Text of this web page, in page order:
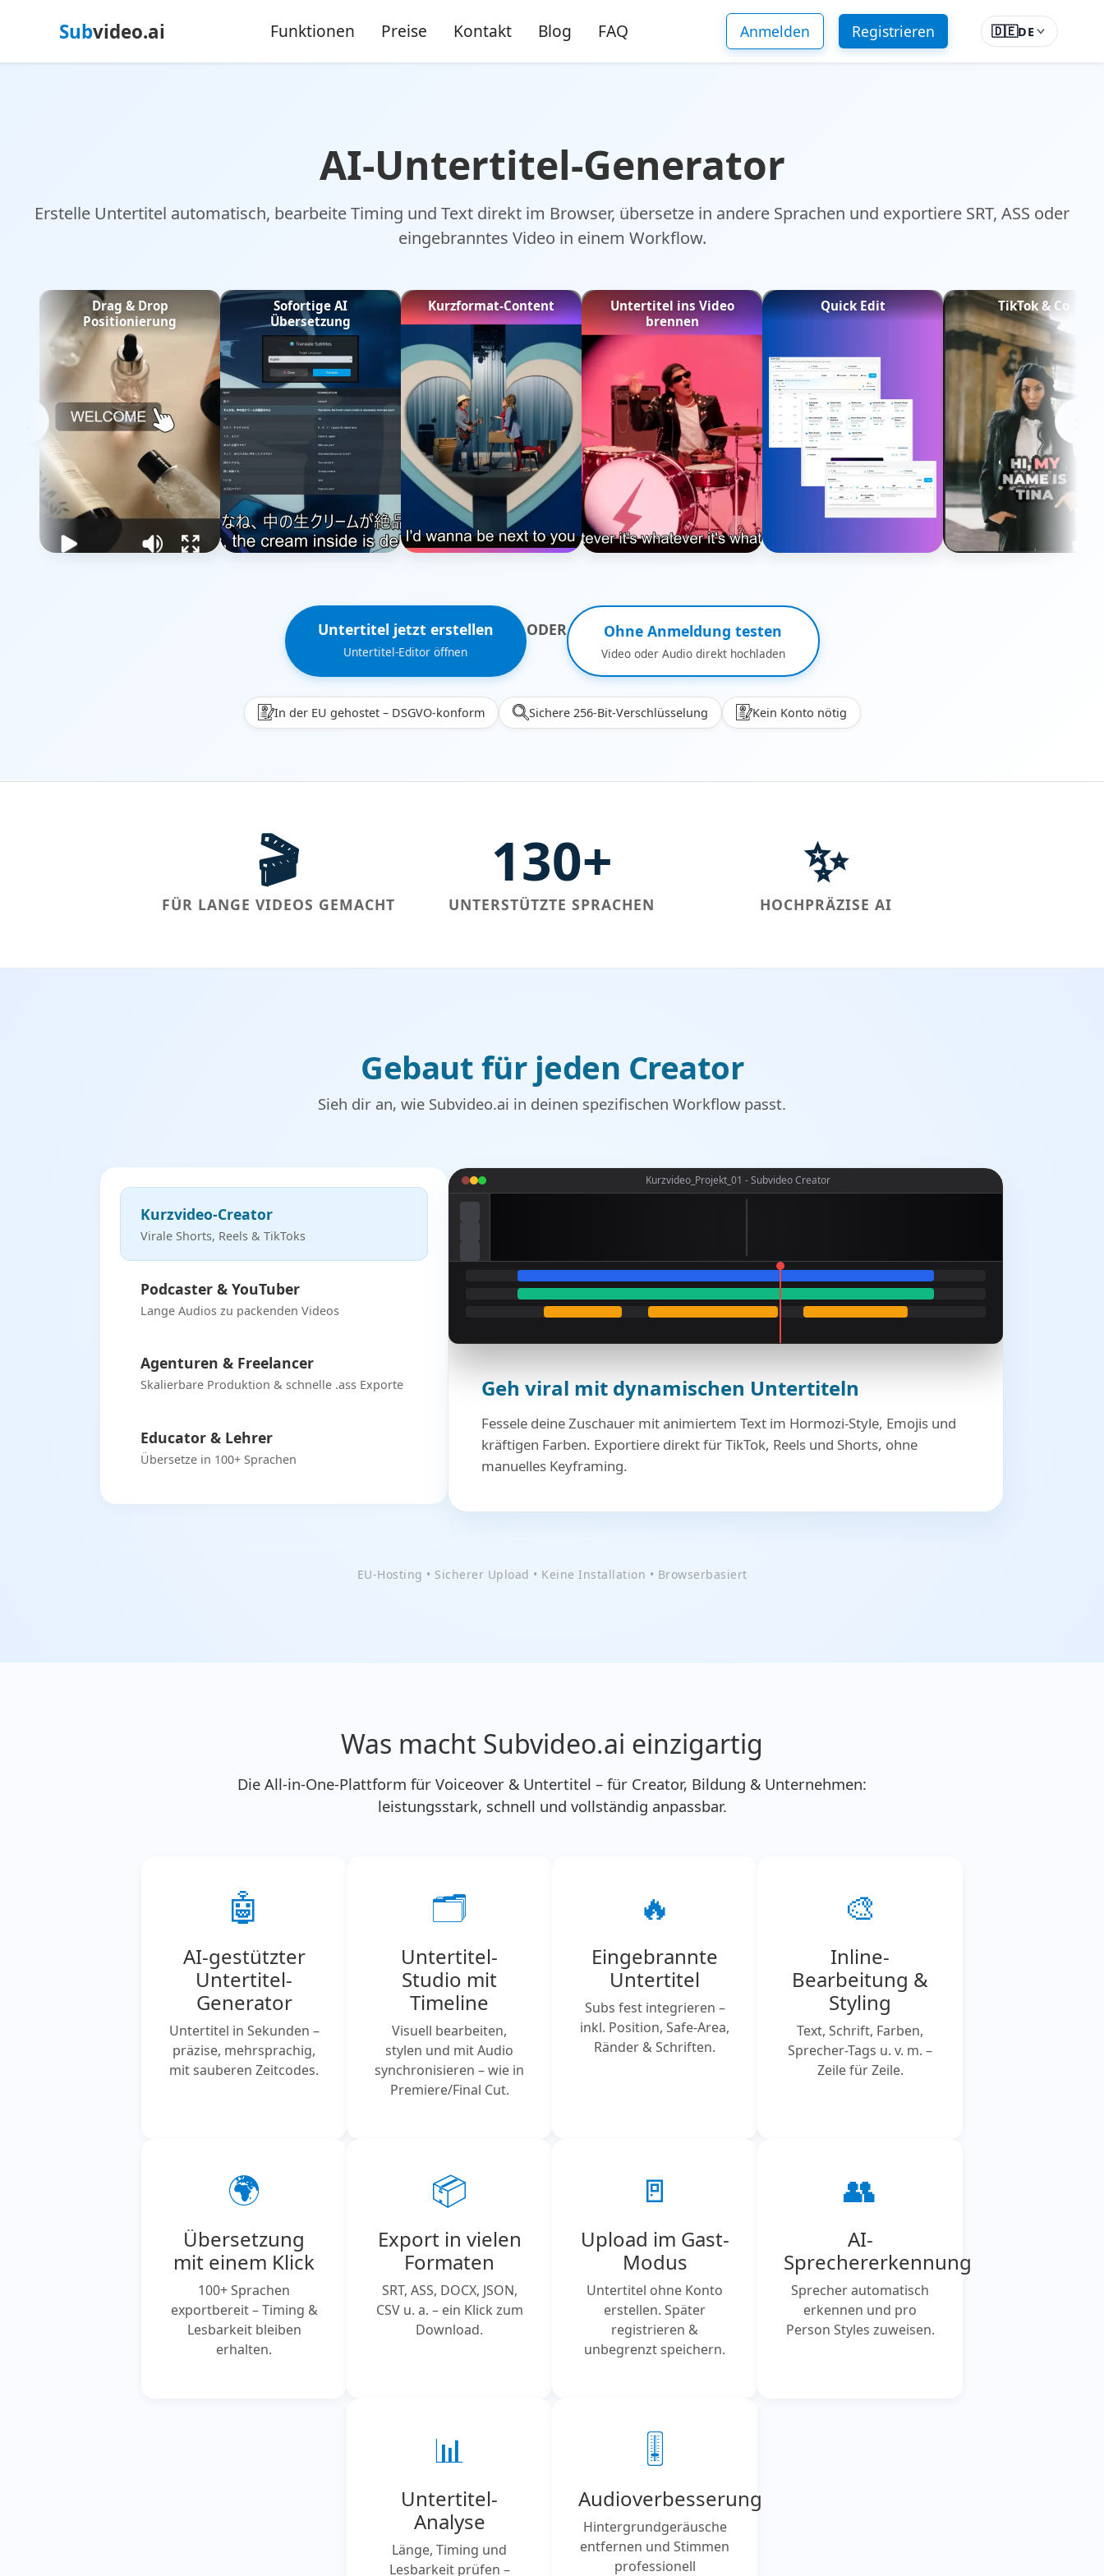
Subvideo.ai Funktionen Preise Kontakt Blog FAQ Anmelden Registrieren 🇩🇪DE
AI-Untertitel-Generator
Erstelle Untertitel automatisch, bearbeite Timing und Text direkt im Browser, übersetze in andere Sprachen und exportiere SRT, ASS oder
eingebranntes Video in einem Workflow.
Drag & Drop
Positionierung
Sofortige AI
Übersetzung
Kurzformat-Content
Untertitel ins Video
brennen
Quick Edit TikTok & Co
Untertitel jetzt erstellen
Untertitel-Editor öffnen
ODER Ohne Anmeldung testen
Video oder Audio direkt hochladen
In der EU gehostet – DSGVO-konform Sichere 256-Bit-Verschlüsselung Kein Konto nötig
🎬
FÜR LANGE VIDEOS GEMACHT
130+
UNTERSTÜTZTE SPRACHEN
✨
HOCHPRÄZISE AI
Gebaut für jeden Creator
Sieh dir an, wie Subvideo.ai in deinen spezifischen Workflow passt.
Kurzvideo-Creator
Virale Shorts, Reels & TikToks
Podcaster & YouTuber
Lange Audios zu packenden Videos
Agenturen & Freelancer
Skalierbare Produktion & schnelle .ass Exporte
Educator & Lehrer
Übersetze in 100+ Sprachen
Kurzvideo_Projekt_01 - Subvideo Creator
TO
Geh viral mit dynamischen Untertiteln
Fessele deine Zuschauer mit animiertem Text im Hormozi-Style, Emojis und
kräftigen Farben. Exportiere direkt für TikTok, Reels und Shorts, ohne
manuelles Keyframing.
EU-Hosting • Sicherer Upload • Keine Installation • Browserbasiert
Was macht Subvideo.ai einzigartig
Die All-in-One-Plattform für Voiceover & Untertitel – für Creator, Bildung & Unternehmen:
leistungsstark, schnell und vollständig anpassbar.
🤖
AI-gestützter
Untertitel-
Generator
Untertitel in Sekunden –
präzise, mehrsprachig,
mit sauberen Zeitcodes.
🗂️
Untertitel-
Studio mit
Timeline
Visuell bearbeiten,
stylen und mit Audio
synchronisieren – wie in
Premiere/Final Cut.
🔥
Eingebrannte
Untertitel
Subs fest integrieren –
inkl. Position, Safe-Area,
Ränder & Schriften.
🎨
Inline-
Bearbeitung &
Styling
Text, Schrift, Farben,
Sprecher-Tags u. v. m. –
Zeile für Zeile.
🌍
Übersetzung
mit einem Klick
100+ Sprachen
exportbereit – Timing &
Lesbarkeit bleiben
erhalten.
📦
Export in vielen
Formaten
SRT, ASS, DOCX, JSON,
CSV u. a. – ein Klick zum
Download.
🚪
Upload im Gast-
Modus
Untertitel ohne Konto
erstellen. Später
registrieren &
unbegrenzt speichern.
👥
AI-
Sprechererkennung
Sprecher automatisch
erkennen und pro
Person Styles zuweisen.
📊
Untertitel-
Analyse
Länge, Timing und
Lesbarkeit prüfen –
🎚️
Audioverbesserung
Hintergrundgeräusche
entfernen und Stimmen
professionell